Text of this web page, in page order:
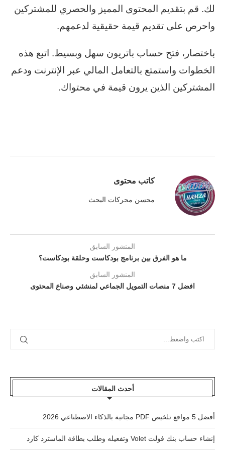
لك. قم بتقديم المحتوى المميز والحصري للمشتركين
واحرص على تقديم قيمة حقيقية لدعمهم.
باختصار، فتح حساب باتريون سهل وبسيط. اتبع هذه
الخطوات واستمتع بالتعامل المالي عبر الإنترنت ودعم
المشتركين الذين يرون قيمة في محتواك.
كاتب محتوى
محسن محركات البحث
المنشور السابق
ما هو الفرق بين برنامج بودكاست وحلقة بودكاست؟
المنشور السابق
افضل 7 منصات التمويل الجماعي لمنشئي وصناع المحتوى
أحدث المقالات
أفضل 5 مواقع تلخيص PDF مجانية بالذكاء الاصطناعي 2026
إنشاء حساب بنك فولت Volet وتفعيله وطلب بطاقة الماسترد كارد